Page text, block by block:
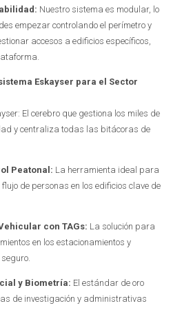
Nuestro sistema es modular, lo
empezar controlando el perímetro y
accesos a edificios específicos,
Eskayser para el Sector
El cerebro que gestiona los miles de
y centraliza todas las bitácoras de
Peatonal: La herramienta ideal para
de personas en los edificios clave de
con TAGs: La solución para
en los estacionamientos y
y Biometría: El estándar de oro
de investigación y administrativas